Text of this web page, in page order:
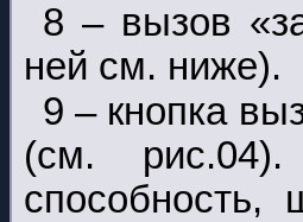
8 – вызов
ней см. ниже).
9 – кнопка
(см.
способность,